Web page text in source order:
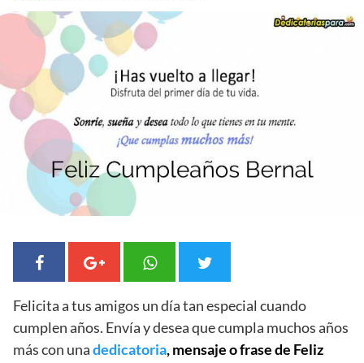
Felicita a tus amigos un día tan especial cuando
cumplen años. Envía y desea que cumpla muchos años
más con unadedicatoria, mensaje o frase de Feliz